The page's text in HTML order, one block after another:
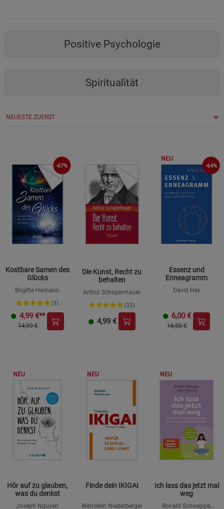
Positive Psychologie
Spiritualität
-67%
Kostbare Samen des
Glücks
Brigitte Hamann
(3)
4,99 €**
14,99 €
Die Kunst, Recht zu
behalten
Arthur Schopenhauer
(33)
4,99 €
NEU
-64%
Essenz und
Enneagramm
David Hey
6,00 €
16,50 €
NEU
Hör auf zu glauben,
was du denkst
Joseph Nguyen
NEU
Finde dein IKIGAI
Wendelin Niederberger
NEU
Ich lass das jetzt mal
weg
Ronald Schweppe,